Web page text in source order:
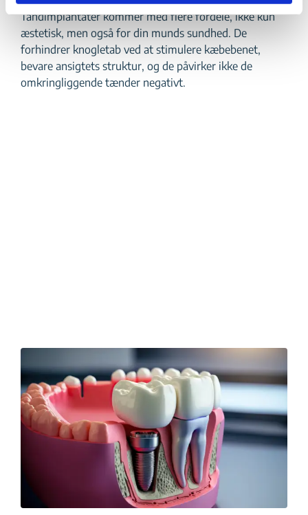
Tandimplantater kommer med flere fordele, ikke kun
æstetisk, men også for din munds sundhed. De
forhindrer knogletab ved at stimulere kæbebenet,
bevare ansigtets struktur, og de påvirker ikke de
omkringliggende tænder negativt.